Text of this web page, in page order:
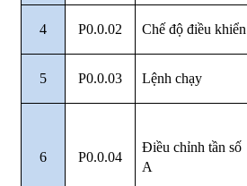
4 P0.0.02 Chế độ điều khiển
5 P0.0.03 Lệnh chạy
6 P0.0.04
Điều chỉnh tần số
A